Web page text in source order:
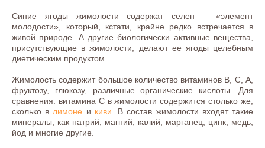
Синие ягоды жимолости содержат селен – «элемент
молодости», который, кстати, крайне редко встречается в
живой природе. А другие биологически активные вещества,
присутствующие в жимолости, делают ее ягоды целебным
диетическим продуктом.
Жимолость содержит большое количество витаминов В, С, А,
фруктозу, глюкозу, различные органические кислоты. Для
сравнения: витамина С в жимолости содержится столько же,
сколько в лимоне и киви . В состав жимолости входят такие
минералы, как натрий, магний, калий, марганец, цинк, медь,
йод и многие другие.